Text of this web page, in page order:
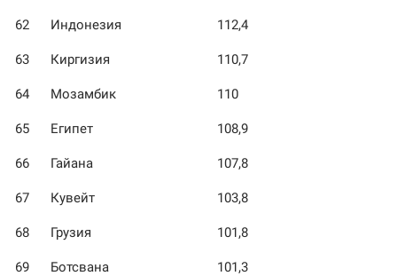
62 Индонезия 112,4
63 Киргизия 110,7
64 Мозамбик 110
65 Египет 108,9
66 Гайана 107,8
67 Кувейт 103,8
68 Грузия 101,8
69 Ботсвана 101,3